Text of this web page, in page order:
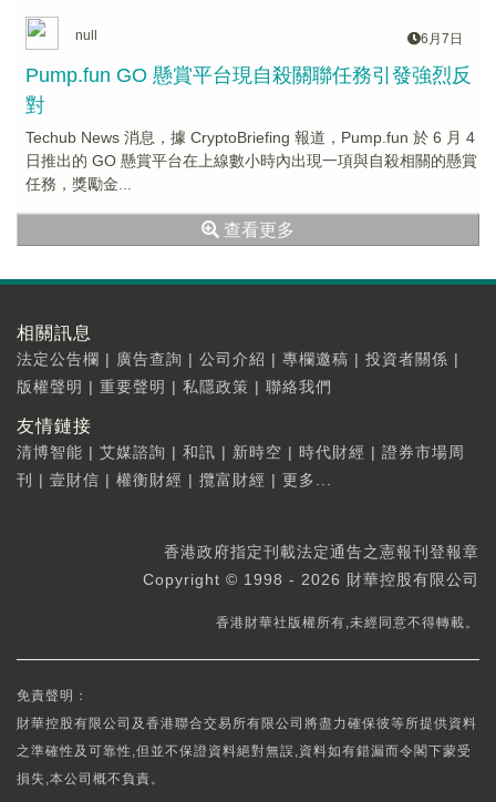
null 6月7日
Pump.fun GO 懸賞平台現自殺關聯任務引發強烈反
對
Techub News 消息，據 CryptoBriefing 報道，Pump.fun 於 6 月 4
日推出的 GO 懸賞平台在上線數小時內出現一項與自殺相關的懸賞
任務，獎勵金...
查看更多
相關訊息
法定公告欄 | 廣告查詢 | 公司介紹 | 專欄邀稿 | 投資者關係 |
版權聲明 | 重要聲明 | 私隱政策 | 聯絡我們
友情鏈接
清博智能 | 艾媒諮詢 | 和訊 | 新時空 | 時代財經 | 證券市場周
刊
| 壹財信 | 權衡財經 | 攬富財經 | 更多...
香港政府指定刊載法定通告之憲報刊登報章
Copyright © 1998 - 2026 財華控股有限公司
香港財華社版權所有,未經同意不得轉載。
免責聲明：
財華控股有限公司及香港聯合交易所有限公司將盡力確保彼等所提供資料
之準確性及可靠性,但並不保證資料絕對無誤,資料如有錯漏而令閣下蒙受
損失,本公司概不負責。